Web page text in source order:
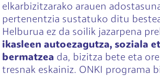
elkarbizitzarako arauen
pertenentzia sustatuko ditu
Helburua ez da soilik jazarpena
ikasleen autoezagutza, soziala
bermatzea da, bizitza bete eta
tresnak eskainiz. ONKI programa